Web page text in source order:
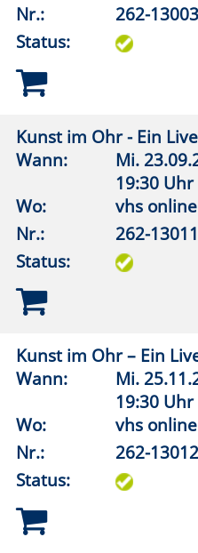
Wann:
07.10.2026,
10:00 Uhr
Wo:
Rüthen, Haus
Nr.:
Status:
Kreatives Schreiben:
Wann:
26.09.2026,
10:00 Uhr
Wo:
Warstein,
3.1.04
Nr.:
262-13121
Status:
Der Wolf und die
Mo.05.10.2026,
19:30 Uhr
Wo:
vhs online
Nr.:
262-14210